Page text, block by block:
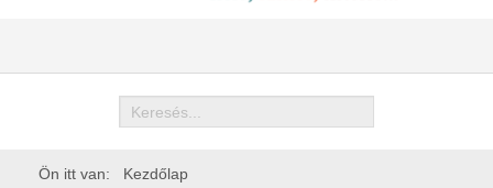
Keresés
Ön itt van: Kezdőlap